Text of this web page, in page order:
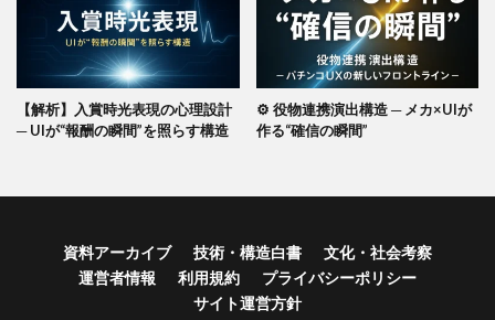
【解析】入賞時光表現の心理設計
─ UIが“報酬の瞬間”を照らす構造
⚙️ 役物連携演出構造 ─ メカ×UIが
作る“確信の瞬間”
資料アーカイブ 技術・構造白書
文化・社会考察
運営者情報
利用規約
プライバシーポリシー
サイト運営方針